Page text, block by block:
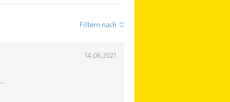
Filtern nach
14.06.2021